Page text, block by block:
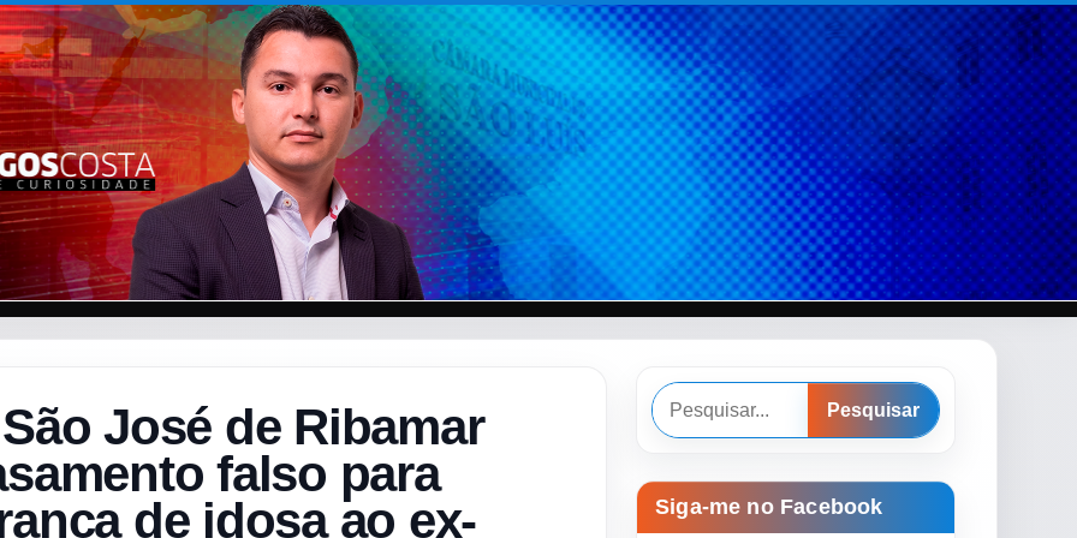
José de Ribamar
falso para
de idosa ao ex-
Pesquisar
Pesquisar
Siga-me no Facebook